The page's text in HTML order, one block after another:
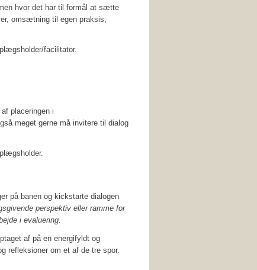
hvor det har til formål at sætte
omsætning til egen praksis,
facilitator.
placeringen i
meget gerne må invitere til dialog
på banen og kickstarte dialogen
perspektiv eller ramme for
i evaluering.
af på en energifyldt og
refleksioner om et af de tre spor.